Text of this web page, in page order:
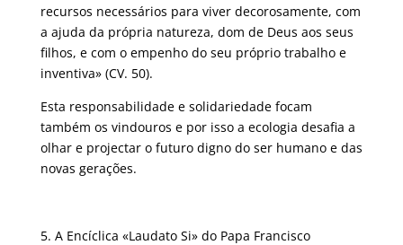
recursos necessários para viver decorosamente, com
a ajuda da própria natureza, dom de Deus aos seus
filhos, e com o empenho do seu próprio trabalho e
inventiva» (CV. 50).
Esta responsabilidade e solidariedade focam
também os vindouros e por isso a ecologia desafia a
olhar e projectar o futuro digno do ser humano e das
novas gerações.
A Encíclica «Laudato Si» do Papa Francisco